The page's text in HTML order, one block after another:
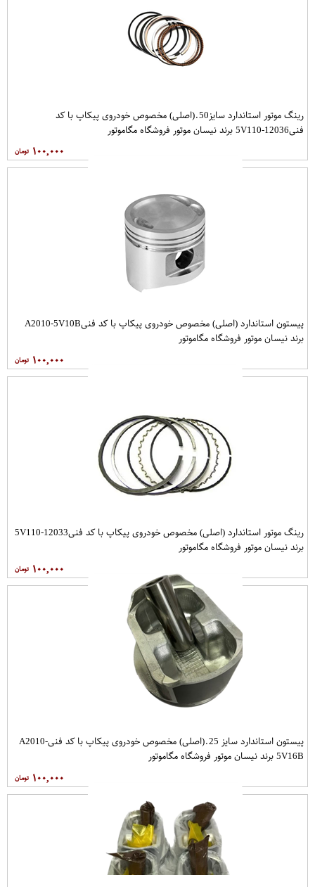
رینگ موتور استاندارد سایز50.(اصلی) مخصوص خودروی پیکاپ با کد
فنی12036-5V110 برند نیسان موتور فروشگاه مگاموتور
۱۰۰,۰۰۰
پیستون استاندارد (اصلی) مخصوص خودروی پیکاپ با کد فنیA2010-5V10B
برند نیسان موتور فروشگاه مگاموتور
۱۰۰,۰۰۰
رینگ موتور استاندارد (اصلی) مخصوص خودروی پیکاپ با کد فنی12033-5V110
برند نیسان موتور فروشگاه مگاموتور
۱۰۰,۰۰۰
پیستون استاندارد سایز 25.(اصلی) مخصوص خودروی پیکاپ با کد فنیA2010-
5V16B برند نیسان موتور فروشگاه مگاموتور
۱۰۰,۰۰۰